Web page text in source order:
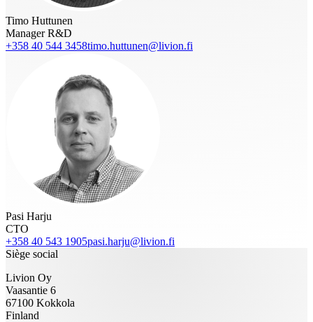
Timo Huttunen
Manager R&D
+358 40 544 3458timo.huttunen@livion.fi
Pasi Harju
CTO
+358 40 543 1905pasi.harju@livion.fi
Siège social
Livion Oy
Vaasantie 6
67100 Kokkola
Finland